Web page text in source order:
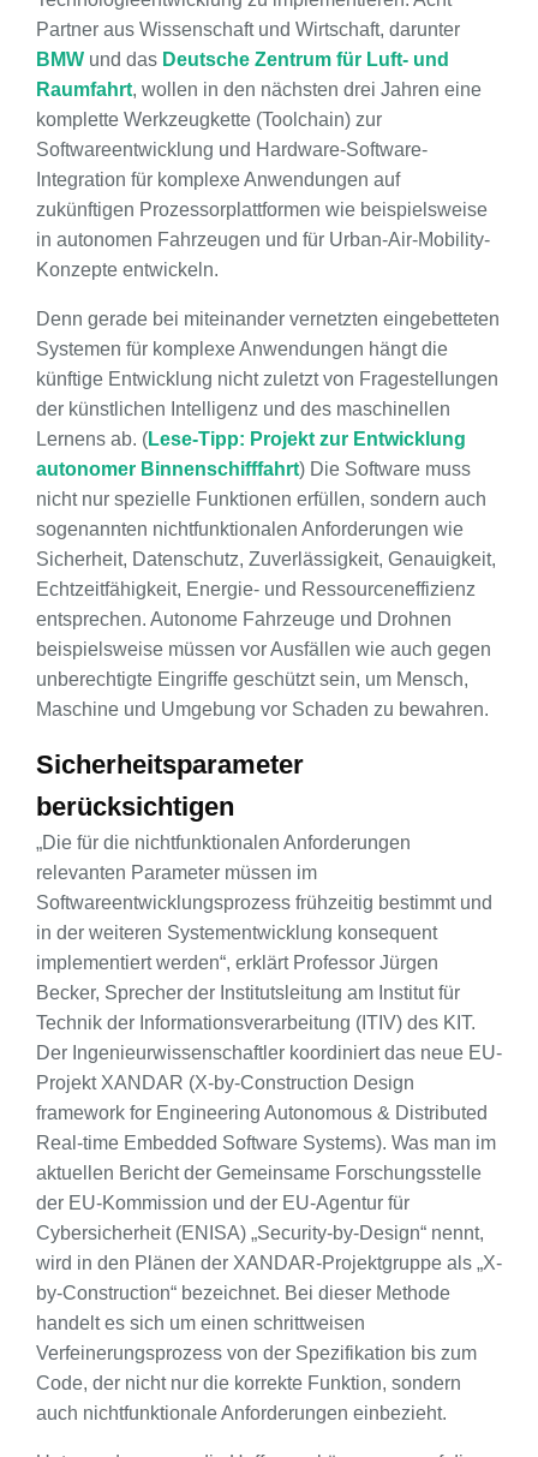
Partner aus Wissenschaft und Wirtschaft, darunter
BMW und das Deutsche Zentrum für Luft- und
Raumfahrt, wollen in den nächsten drei Jahren eine
komplette Werkzeugkette (Toolchain) zur
Softwareentwicklung und Hardware-Software-
Integration für komplexe Anwendungen auf
zukünftigen Prozessorplattformen wie beispielsweise
in autonomen Fahrzeugen und für Urban-Air-Mobility-
Konzepte entwickeln.
Denn gerade bei miteinander vernetzten eingebetteten
Systemen für komplexe Anwendungen hängt die
künftige Entwicklung nicht zuletzt von Fragestellungen
der künstlichen Intelligenz und des maschinellen
Lernens ab. (Lese-Tipp: Projekt zur Entwicklung
autonomer Binnenschifffahrt) Die Software muss
nicht nur spezielle Funktionen erfüllen, sondern auch
sogenannten nichtfunktionalen Anforderungen wie
Sicherheit, Datenschutz, Zuverlässigkeit, Genauigkeit,
Echtzeitfähigkeit, Energie- und Ressourceneffizienz
entsprechen. Autonome Fahrzeuge und Drohnen
beispielsweise müssen vor Ausfällen wie auch gegen
unberechtigte Eingriffe geschützt sein, um Mensch,
Maschine und Umgebung vor Schaden zu bewahren.
Sicherheitsparameter
berücksichtigen
„Die für die nichtfunktionalen Anforderungen
relevanten Parameter müssen im
Softwareentwicklungsprozess frühzeitig bestimmt und
in der weiteren Systementwicklung konsequent
implementiert werden“, erklärt Professor Jürgen
Becker, Sprecher der Institutsleitung am Institut für
Technik der Informationsverarbeitung (ITIV) des KIT.
Der Ingenieurwissenschaftler koordiniert das neue EU-
Projekt XANDAR (X-by-Construction Design
framework for Engineering Autonomous & Distributed
Real-time Embedded Software Systems). Was man im
aktuellen Bericht der Gemeinsame Forschungsstelle
der EU-Kommission und der EU-Agentur für
Cybersicherheit (ENISA) „Security-by-Design“ nennt,
wird in den Plänen der XANDAR-Projektgruppe als „X-
by-Construction“ bezeichnet. Bei dieser Methode
handelt es sich um einen schrittweisen
Verfeinerungsprozess von der Spezifikation bis zum
Code, der nicht nur die korrekte Funktion, sondern
auch nichtfunktionale Anforderungen einbezieht.